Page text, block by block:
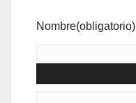
Nombre(obligatorio)